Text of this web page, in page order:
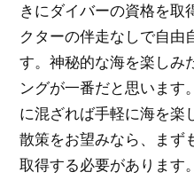
きにダイバーの資格を取
クターの伴走なしで自由
す。神秘的な海を楽しみ
ングが一番だと思います
に混ざれば手軽に海を楽
散策をお望みなら、まず
取得する必要があります